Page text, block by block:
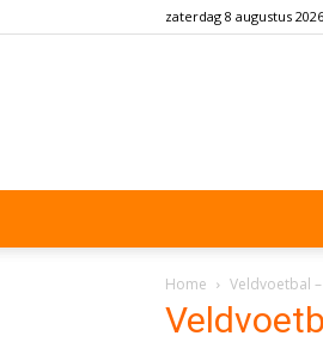
zaterdag 8 augustus 2026
Home Veldvoetbal